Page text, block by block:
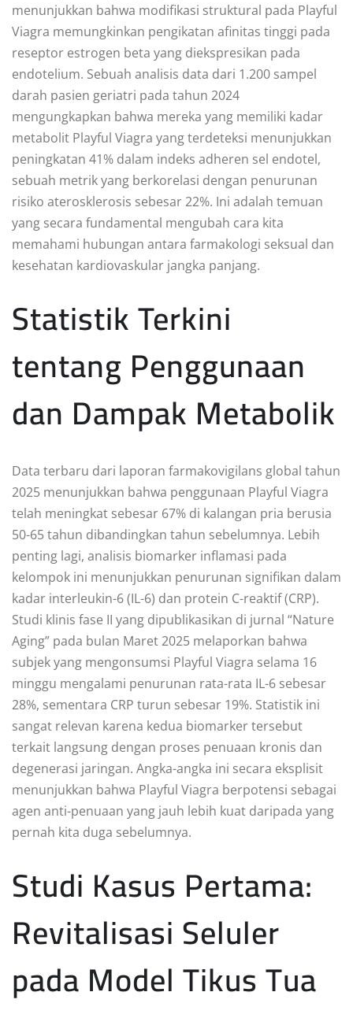
menunjukkan bahwa modifikasi struktural pada Playful
Viagra memungkinkan pengikatan afinitas tinggi pada
reseptor estrogen beta yang diekspresikan pada
endotelium. Sebuah analisis data dari 1.200 sampel
darah pasien geriatri pada tahun 2024
mengungkapkan bahwa mereka yang memiliki kadar
metabolit Playful Viagra yang terdeteksi menunjukkan
peningkatan 41% dalam indeks adheren sel endotel,
sebuah metrik yang berkorelasi dengan penurunan
risiko aterosklerosis sebesar 22%. Ini adalah temuan
yang secara fundamental mengubah cara kita
memahami hubungan antara farmakologi seksual dan
kesehatan kardiovaskular jangka panjang.
Statistik Terkini
tentang Penggunaan
dan Dampak Metabolik
Data terbaru dari laporan farmakovigilans global tahun
2025 menunjukkan bahwa penggunaan Playful Viagra
telah meningkat sebesar 67% di kalangan pria berusia
50-65 tahun dibandingkan tahun sebelumnya. Lebih
penting lagi, analisis biomarker inflamasi pada
kelompok ini menunjukkan penurunan signifikan dalam
kadar interleukin-6 (IL-6) dan protein C-reaktif (CRP).
Studi klinis fase II yang dipublikasikan di jurnal “Nature
Aging” pada bulan Maret 2025 melaporkan bahwa
subjek yang mengonsumsi Playful Viagra selama 16
minggu mengalami penurunan rata-rata IL-6 sebesar
28%, sementara CRP turun sebesar 19%. Statistik ini
sangat relevan karena kedua biomarker tersebut
terkait langsung dengan proses penuaan kronis dan
degenerasi jaringan. Angka-angka ini secara eksplisit
menunjukkan bahwa Playful Viagra berpotensi sebagai
agen anti-penuaan yang jauh lebih kuat daripada yang
pernah kita duga sebelumnya.
Studi Kasus Pertama:
Revitalisasi Seluler
pada Model Tikus Tua